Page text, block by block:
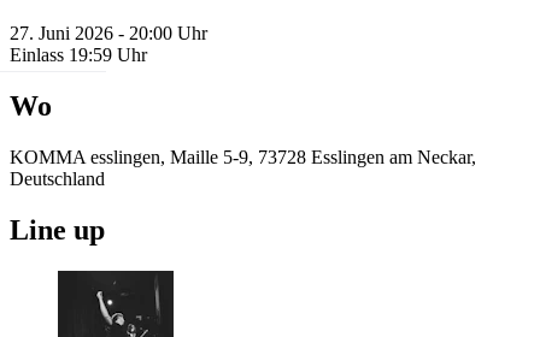
27. Juni 2026 - 20:00 Uhr
Einlass 19:59 Uhr
Wo
KOMMA esslingen, Maille 5-9, 73728 Esslingen am Neckar,
Deutschland
Line up